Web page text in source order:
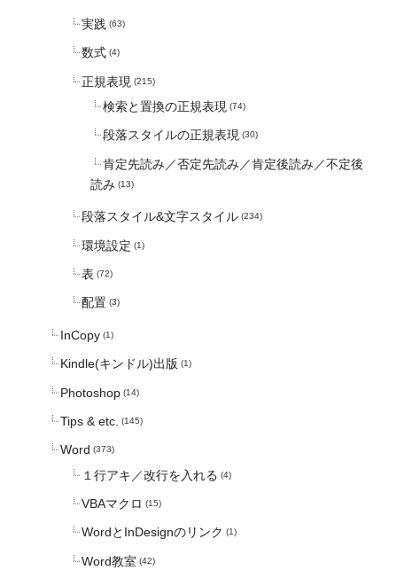
実践 (63)
数式 (4)
正規表現 (215)
検索と置換の正規表現 (74)
段落スタイルの正規表現 (30)
肯定先読み／否定先読み／肯定後読み／不定後
読み (13)
段落スタイル&文字スタイル (234)
環境設定 (1)
表 (72)
配置 (3)
InCopy (1)
Kindle(キンドル)出版 (1)
Photoshop (14)
Tips & etc. (145)
Word (373)
１行アキ／改行を入れる (4)
VBAマクロ (15)
WordとInDesignのリンク (1)
Word教室 (42)